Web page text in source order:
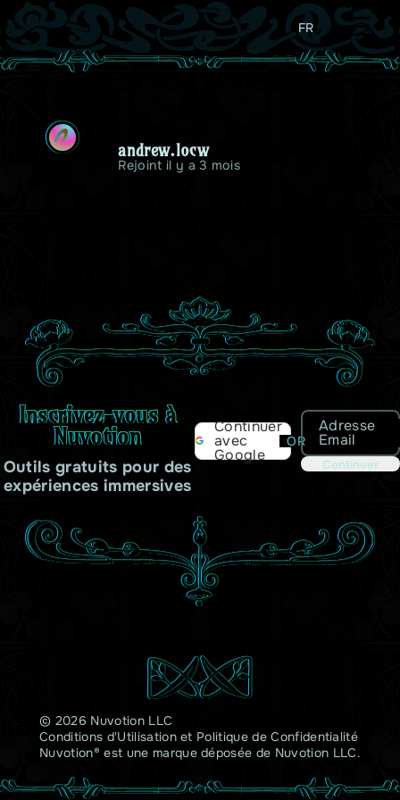
FR
A
andrew.locw
Rejoint il y a 3 mois
Inscrivez-vous à
Nuvotion
Outils gratuits pour des
expériences immersives
Continuer
avec
Google
OR
Adresse
Email
Continuer
© 2026 Nuvotion LLC
Conditions d'Utilisationet Politique de Confidentialité
Nuvotion® est une marque déposée de Nuvotion LLC.